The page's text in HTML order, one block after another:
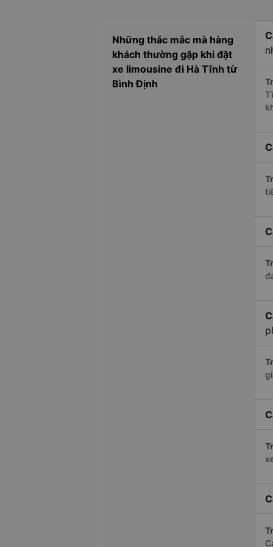
Những thắc mắc mà hàng
khách thường gặp khi đặt
xe limousine đi Hà Tĩnh từ
Bình Định